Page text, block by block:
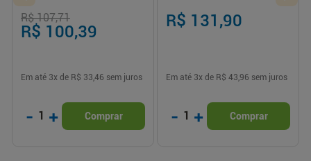
R$ 107,71
R$ 100,39
Em até 3x de R$ 33,46 sem juros
- 1 + Comprar
R$ 131,90
Em até 3x de R$ 43,96 sem juros
- 1 + Comprar